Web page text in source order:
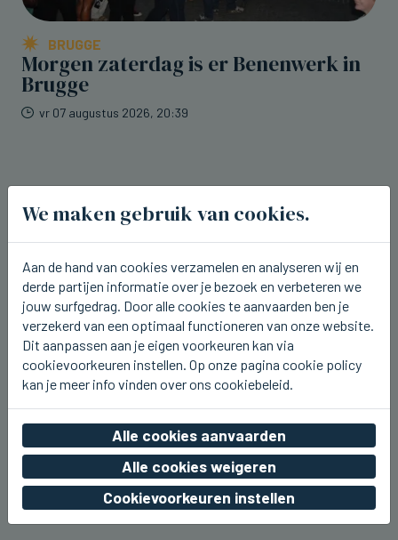
BRUGGE
Morgen zaterdag is er Benenwerk in
Brugge
vr 07 augustus 2026, 20:39
BEERNEM
Dit weekend kermis rond het station
van Beernem
vr 07 augustus 2026, 20:17
We maken gebruik van cookies.
Aan de hand van cookies verzamelen en analyseren wij en
derde partijen informatie over je bezoek en verbeteren we
jouw surfgedrag. Door alle cookies te aanvaarden ben je
verzekerd van een optimaal functioneren van onze website.
Dit aanpassen aan je eigen voorkeuren kan via
cookievoorkeuren instellen. Op onze pagina cookie policy
kan je meer info vinden over ons cookiebeleid.
Alle cookies aanvaarden
Alle cookies weigeren
Cookievoorkeuren instellen